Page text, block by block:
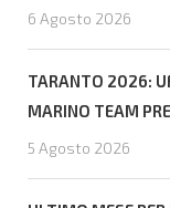
6 Agosto 2026
TARANTO 2026:
MARINO TEAM
5 Agosto 2026